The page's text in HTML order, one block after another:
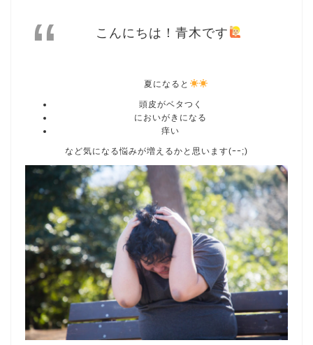
こんにちは！青木です
夏になると
頭皮がベタつく
においがきになる
痒い
など気になる悩みが増えるかと思います(ｰｰ;)